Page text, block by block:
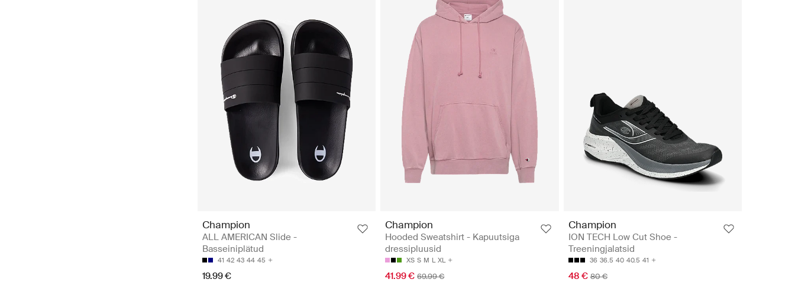
Champion
ALL AMERICAN Slide -
Basseiniplätud
41 42 43 44 45
19.99 €
Champion
Hooded Sweatshirt - Kapuutsiga
dressipluusid
XS S M L XL
41.99 € 69.99 €
Champion
ION TECH Low Cut Shoe -
Treeningjalatsid
36 36.5 40 40.5 41
48 € 80 €